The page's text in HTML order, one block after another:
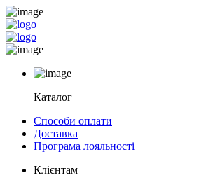
Каталог
Способи оплати
Доставка
Програма лояльності
Клієнтам